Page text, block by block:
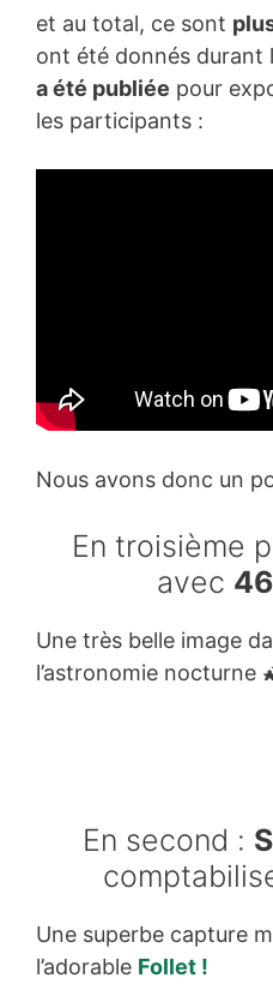
et au total, ce sont
ont été donnés durant
a été publiée pour
les participants :
Nous avons donc un
En troisième
avec
Une très belle image
l’astronomie nocturne
En second :
Une superbe capture
l’adorable Follet !